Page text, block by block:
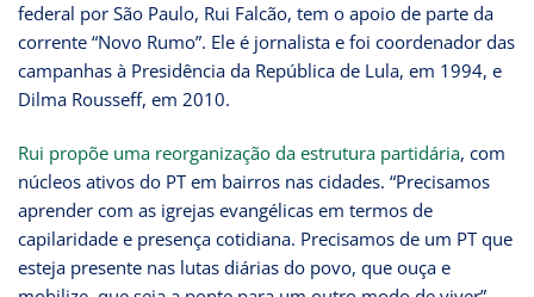
federal por São Paulo, Rui Falcão, tem o apoio de parte da
corrente “Novo Rumo”. Ele é jornalista e foi coordenador das
campanhas à Presidência da República de Lula, em 1994, e
Dilma Rousseff, em 2010.
Rui propõe uma reorganização da estrutura partidária, com
núcleos ativos do PT em bairros nas cidades. “Precisamos
aprender com as igrejas evangélicas em termos de
capilaridade e presença cotidiana. Precisamos de um PT que
esteja presente nas lutas diárias do povo, que ouça e